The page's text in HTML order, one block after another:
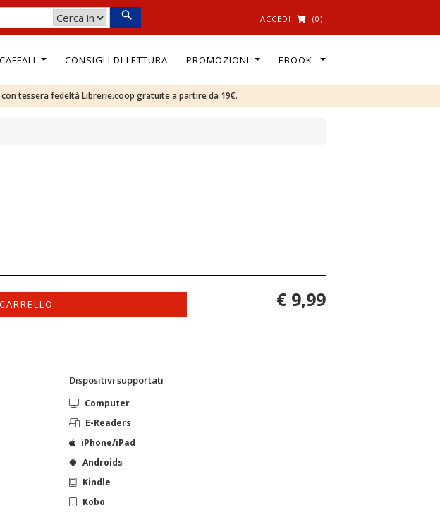
ACCEDI (0)
CONSIGLI DI LETTURA PROMOZIONI EBOOK
tessera fedeltà Librerie.coop gratuite a partire da 19€.
€ 9,99
Dispositivi supportati
Computer
E-Readers
iPhone/iPad
Androids
Kindle
Kobo